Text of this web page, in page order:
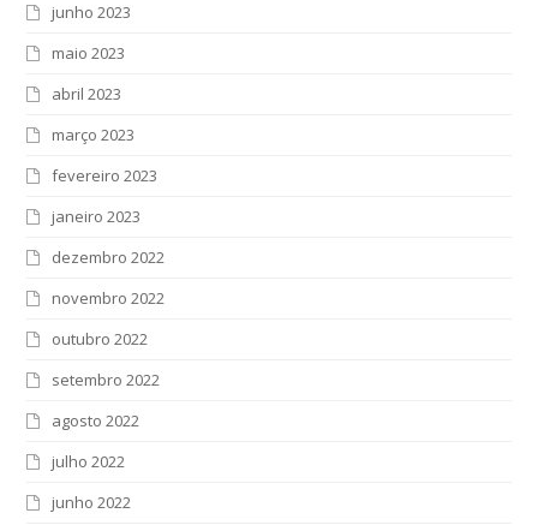
junho 2023
maio 2023
abril 2023
março 2023
fevereiro 2023
janeiro 2023
dezembro 2022
novembro 2022
outubro 2022
setembro 2022
agosto 2022
julho 2022
junho 2022